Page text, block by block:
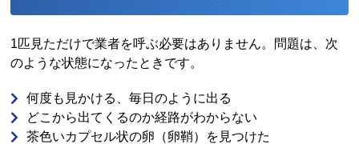
1匹見ただけで業者を呼ぶ必要はありません。問題は、次
のような状態になったときです。
何度も見かける、毎日のように出る
どこから出てくるのか経路がわからない
茶色いカプセル状の卵（卵鞘）を見つけた